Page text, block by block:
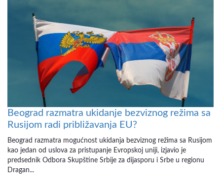
Beograd razmatra ukidanje bezviznog režima sa
Rusijom radi približavanja EU?
Beograd razmatra mogućnost ukidanja bezviznog režima sa Rusijom
kao jedan od uslova za pristupanje Evropskoj uniji, izjavio je
predsednik Odbora Skupštine Srbije za dijasporu i Srbe u regionu
Dragan...